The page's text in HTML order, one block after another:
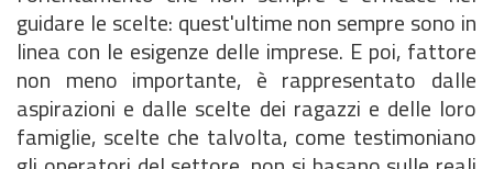
guidare le scelte: quest'ultime non sempre sono in
linea con le esigenze delle imprese. E poi, fattore
non meno importante, è rappresentato dalle
aspirazioni e dalle scelte dei ragazzi e delle loro
famiglie, scelte che talvolta, come testimoniano